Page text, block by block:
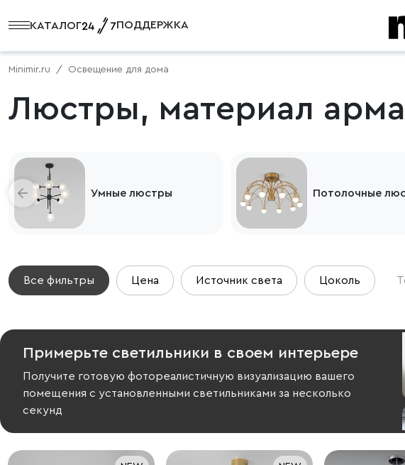
КАТАЛОГ ПОДДЕРЖКА
Minimir.ru Освещение для дома
Люстры, материал
Умные люстры Потолочные
Все фильтры Цена Источник света Цоколь
Примерьте светильники в своем интерьере
Получите готовую фотореалистичную визуализацию вашего
помещения с установленными светильниками за несколько
секунд